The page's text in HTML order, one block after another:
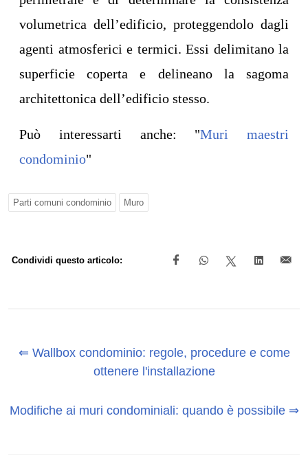
volumetrica dell’edificio, proteggendolo dagli
agenti atmosferici e termici. Essi delimitano la
superficie coperta e delineano la sagoma
architettonica dell’edificio stesso.
Può interessarti anche: "Muri maestri
condominio"
Parti comuni condominio Muro
Condividi questo articolo:
⇐ Wallbox condominio: regole, procedure e come
ottenere l'installazione
Modifiche ai muri condominiali: quando è possibile ⇒